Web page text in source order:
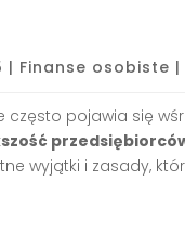
| Finanse osobiste |
często pojawia się
wyjątki i zasady,